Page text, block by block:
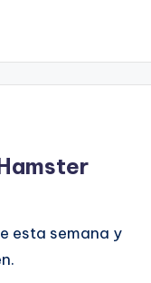
esta semana y